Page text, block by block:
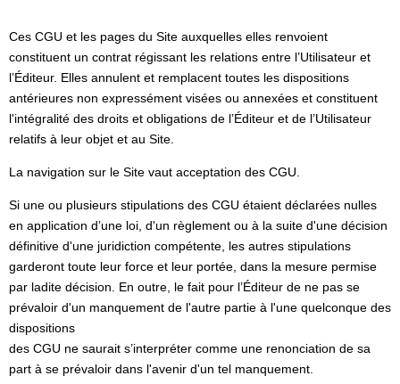
Ces CGU et les pages du Site auxquelles elles renvoient
constituent un contrat régissant les relations entre l’Utilisateur et
l’Éditeur. Elles annulent et remplacent toutes les dispositions
antérieures non expressément visées ou annexées et constituent
l'intégralité des droits et obligations de l’Éditeur et de l’Utilisateur
relatifs à leur objet et au Site.
La navigation sur le Site vaut acceptation des CGU.
Si une ou plusieurs stipulations des CGU étaient déclarées nulles
en application d’une loi, d'un règlement ou à la suite d'une décision
définitive d'une juridiction compétente, les autres stipulations
garderont toute leur force et leur portée, dans la mesure permise
par ladite décision. En outre, le fait pour l’Éditeur de ne pas se
prévaloir d'un manquement de l'autre partie à l'une quelconque des
dispositions
des CGU ne saurait s’interpréter comme une renonciation de sa
part à se prévaloir dans l'avenir d'un tel manquement.